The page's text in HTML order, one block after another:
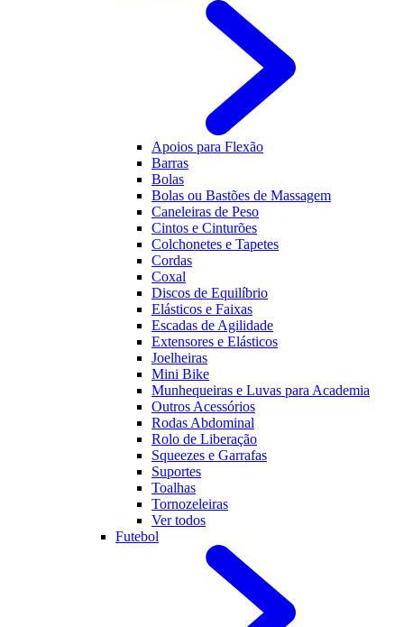
Apoios para Flexão
Barras
Bolas
Bolas ou Bastões de Massagem
Caneleiras de Peso
Cintos e Cinturões
Colchonetes e Tapetes
Cordas
Coxal
Discos de Equilíbrio
Elásticos e Faixas
Escadas de Agilidade
Extensores e Elásticos
Joelheiras
Mini Bike
Munhequeiras e Luvas para Academia
Outros Acessórios
Rodas Abdominal
Rolo de Liberação
Squeezes e Garrafas
Suportes
Toalhas
Tornozeleiras
Ver todos
Futebol